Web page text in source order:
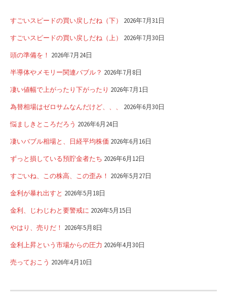
すごいスピードの買い戻しだね（下） 2026年7月31日
すごいスピードの買い戻しだね（上） 2026年7月30日
頭の準備を！ 2026年7月24日
半導体やメモリー関連バブル？ 2026年7月8日
凄い値幅で上がったり下がったり 2026年7月1日
為替相場はゼロサムなんだけど、、、 2026年6月30日
悩ましきところだろう 2026年6月24日
凄いバブル相場と、日経平均株価 2026年6月16日
ずっと損している預貯金者たち 2026年6月12日
すごいね、この株高、この歪み！ 2026年5月27日
金利が暴れ出すと 2026年5月18日
金利、じわじわと要警戒に 2026年5月15日
やはり、売りだ！ 2026年5月8日
金利上昇という市場からの圧力 2026年4月30日
売っておこう 2026年4月10日